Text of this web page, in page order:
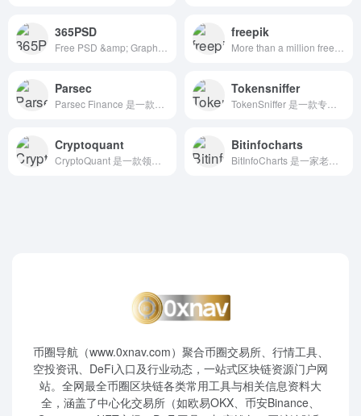
365PSD freepik
Parsec Tokensniffer
Cryptoquant Bitinfocharts
币圈导航（www.0xnav.com）聚合币圈交易所、行情工具、
空投资讯、DeFi入口及行业动态，一站式区块链资源门户网
站。全网最全币圈区块链各类常用工具与相关信息资料大
全，涵盖了中心化交易所（如欧易OKX、币安Binance、